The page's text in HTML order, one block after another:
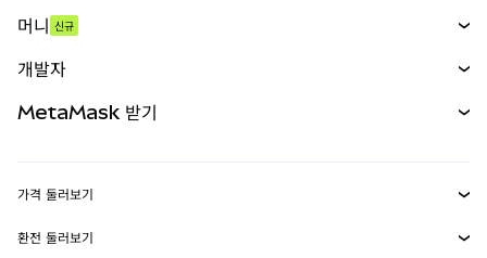
무기한 선물
실물자산
머니 신규
개발자
MetaMask Connect
MetaMask 받기
가격 둘러보기
이더리움 가격
환전 둘러보기